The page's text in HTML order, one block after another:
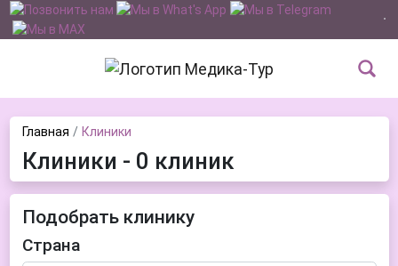
Главная Клиники
Клиники - 0 клиник
Подобрать клинику
Страна